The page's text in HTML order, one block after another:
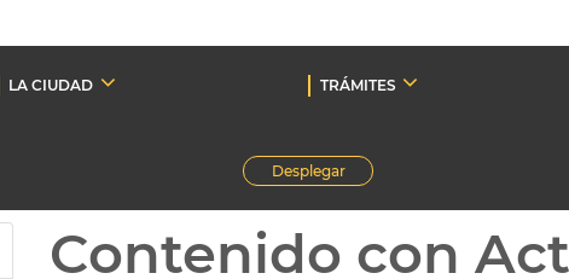
LA CIUDAD TRÁMITES
Desplegar
Contenido con